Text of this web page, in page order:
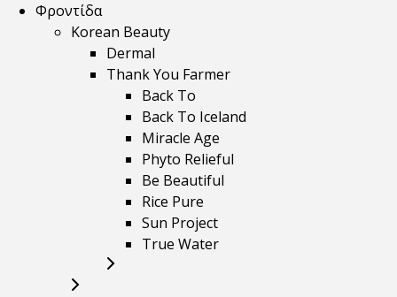
Φροντίδα
Korean Beauty
Dermal
Thank You Farmer
Back To
Back To Iceland
Miracle Age
Phyto Relieful
Be Beautiful
Rice Pure
Sun Project
True Water